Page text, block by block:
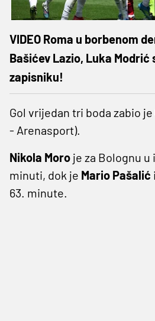
VIDEO Roma u borbenom
Bašićev Lazio, Luka Modrić
zapisniku!
Gol vrijedan tri boda zabio je
- Arenasport).
Nikola Moro je za Bolognu u
minuti, dok je Mario Pašalić
63. minute.